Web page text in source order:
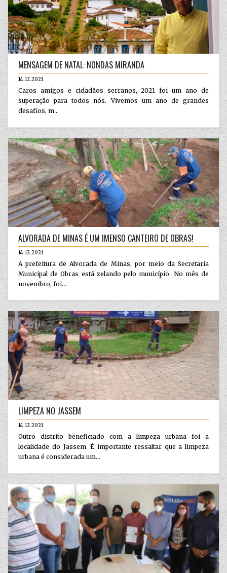
MENSAGEM DE NATAL: NONDAS MIRANDA
14.12.2021
Caros amigos e cidadãos serranos, 2021 foi um ano de
superação para todos nós. Vivemos um ano de grandes
desafios, m...
ALVORADA DE MINAS É UM IMENSO CANTEIRO DE OBRAS!
14.12.2021
A prefeitura de Alvorada de Minas, por meio da Secretaria
Municipal de Obras está zelando pelo município. No mês de
novembro, foi...
LIMPEZA NO JASSEM
14.12.2021
Outro distrito beneficiado com a limpeza urbana foi a
localidade do Jassem. É importante ressaltar que a limpeza
urbana é considerada um...